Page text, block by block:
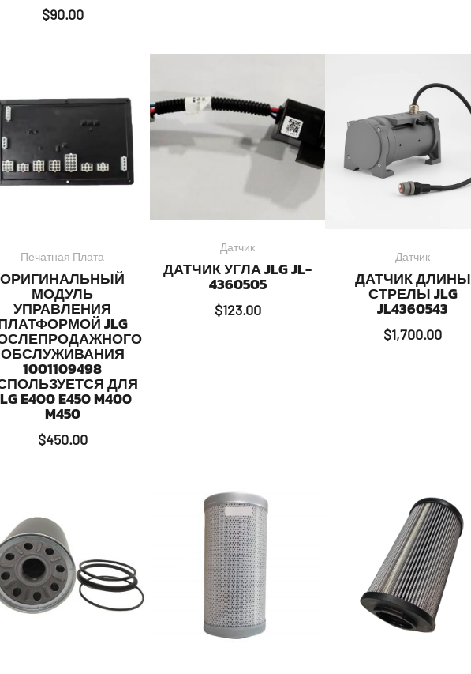
$90.00
Печатная Плата
ОРИГИНАЛЬНЫЙ
МОДУЛЬ
УПРАВЛЕНИЯ
JLG
ОБСЛУЖИВАНИЯ
1001109498
ДЛЯ
E400 E450 M400
M450
$450.00
Датчик
ДАТЧИК УГЛА JLG JL-
4360505
$123.00
Датчик
ДАТЧИК ДЛИНЫ
СТРЕЛЫ JLG
JL4360543
$1,700.00